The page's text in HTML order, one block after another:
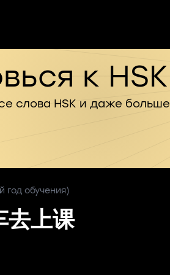
к HSK
слова HSK и даже больше
год обучения)
去上课